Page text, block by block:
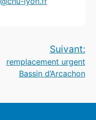
Suivant:
remplacement urgent
Bassin d’Arcachon